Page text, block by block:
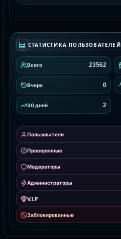
СТАТИСТИКА ПОЛЬЗОВАТЕЛЕЙ
Всего 23562
Вчера 0
30 дней 2
Пользователи
Проверенные
Модераторы
Администраторы
V.I.P
Заблокированные